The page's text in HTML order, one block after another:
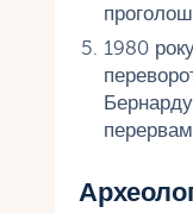
1980